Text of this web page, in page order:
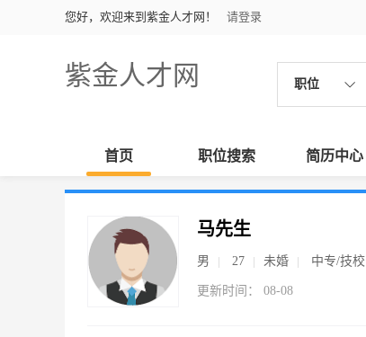
您好，欢迎来到紫金人才网！ 请登录
紫金人才网 职位
首页 职位搜索 简历中心
马先生
男 27 未婚 中专/技校
更新时间： 08-08